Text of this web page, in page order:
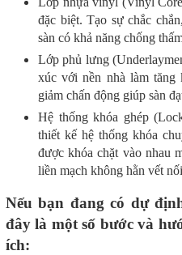
đặc biệt. Tạo sự chắc
sàn có khả năng chống
Lớp phủ lưng
xúc với nền nhà làm tăng
giảm chấn động giúp sàn
Hệ thống khóa ghép
thiết kế hệ thống khóa
được khóa chặt vào nhau
liền mạch không hằn vết
Nếu bạn đang có dự
đây là một số bước và
ích: